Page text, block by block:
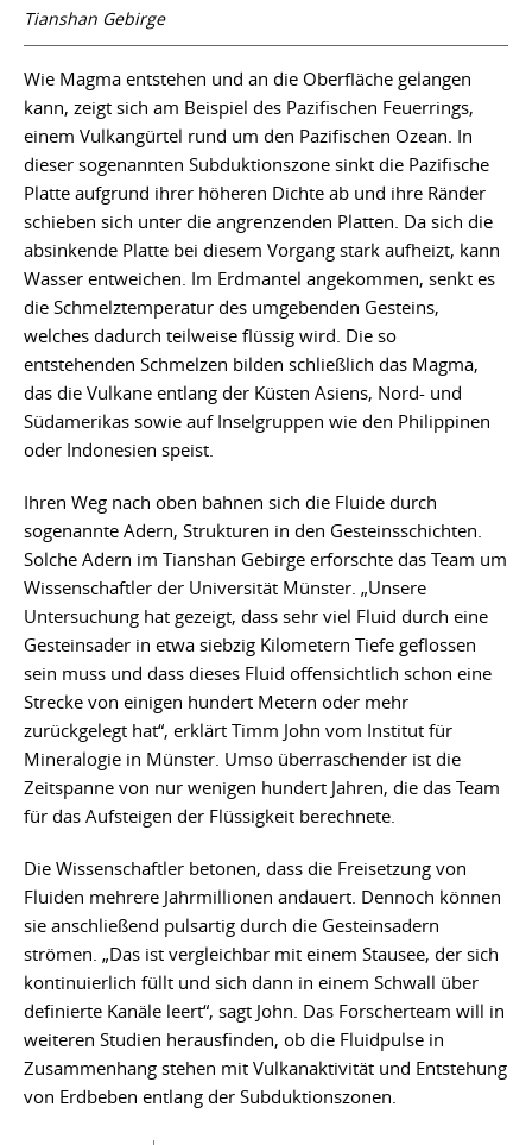
Tianshan Gebirge
Wie Magma entstehen und an die Oberfläche gelangen
kann, zeigt sich am Beispiel des Pazifischen Feuerrings,
einem Vulkangürtel rund um den Pazifischen Ozean. In
dieser sogenannten Subduktionszone sinkt die Pazifische
Platte aufgrund ihrer höheren Dichte ab und ihre Ränder
schieben sich unter die angrenzenden Platten. Da sich die
absinkende Platte bei diesem Vorgang stark aufheizt, kann
Wasser entweichen. Im Erdmantel angekommen, senkt es
die Schmelztemperatur des umgebenden Gesteins,
welches dadurch teilweise flüssig wird. Die so
entstehenden Schmelzen bilden schließlich das Magma,
das die Vulkane entlang der Küsten Asiens, Nord- und
Südamerikas sowie auf Inselgruppen wie den Philippinen
oder Indonesien speist.
Ihren Weg nach oben bahnen sich die Fluide durch
sogenannte Adern, Strukturen in den Gesteinsschichten.
Solche Adern im Tianshan Gebirge erforschte das Team um
Wissenschaftler der Universität Münster. „Unsere
Untersuchung hat gezeigt, dass sehr viel Fluid durch eine
Gesteinsader in etwa siebzig Kilometern Tiefe geflossen
sein muss und dass dieses Fluid offensichtlich schon eine
Strecke von einigen hundert Metern oder mehr
zurückgelegt hat“, erklärt Timm John vom Institut für
Mineralogie in Münster. Umso überraschender ist die
Zeitspanne von nur wenigen hundert Jahren, die das Team
für das Aufsteigen der Flüssigkeit berechnete.
Die Wissenschaftler betonen, dass die Freisetzung von
Fluiden mehrere Jahrmillionen andauert. Dennoch können
sie anschließend pulsartig durch die Gesteinsadern
strömen. „Das ist vergleichbar mit einem Stausee, der sich
kontinuierlich füllt und sich dann in einem Schwall über
definierte Kanäle leert“, sagt John. Das Forscherteam will in
weiteren Studien herausfinden, ob die Fluidpulse in
Zusammenhang stehen mit Vulkanaktivität und Entstehung
von Erdbeben entlang der Subduktionszonen.